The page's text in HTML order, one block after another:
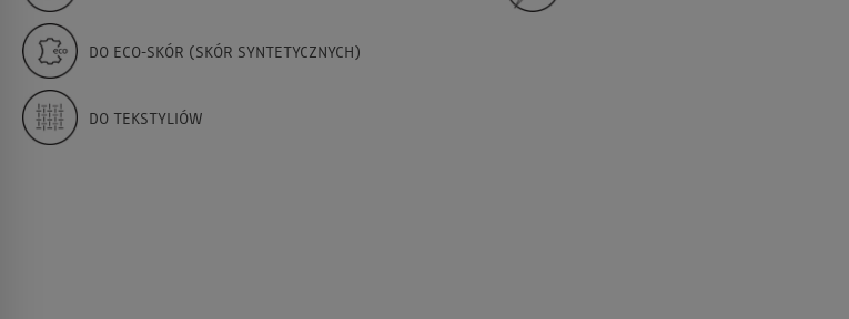
DO ECO-SKÓR (SKÓR SYNTETYCZNYCH)
DO TEKSTYLIÓW